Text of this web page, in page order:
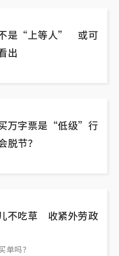
不是“上等人” 或可
出
万字票是“低级”行
节？
不吃草 收紧外劳政
单吗？